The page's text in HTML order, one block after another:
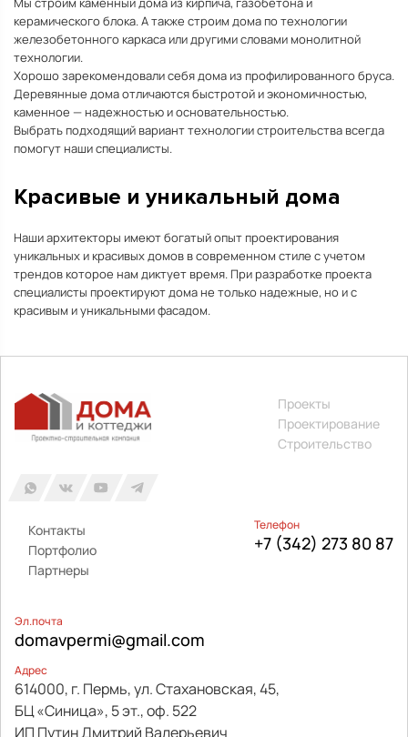
керамического блока. А также строим дома по технологии
железобетонного каркаса или другими словами монолитной
технологии.
Хорошо зарекомендовали себя дома из профилированного бруса.
Деревянные дома отличаются быстротой и экономичностью,
каменное — надежностью и основательностью.
Выбрать подходящий вариант технологии строительства всегда
помогут наши специалисты.
Красивые и уникальный дома
Наши архитекторы имеют богатый опыт проектирования
уникальных и красивых домов в современном стиле с учетом
трендов которое нам диктует время. При разработке проекта
специалисты проектируют дома не только надежные, но и с
красивым и уникальными фасадом.
Проекты
Проектирование
Строительство
Контакты
Портфолио
Партнеры
Телефон
+7 (342) 273 80 87
Эл.почта
domavpermi@gmail.com
Адрес
614000, г. Пермь, ул. Стахановская, 45,
БЦ «Синица», 5 эт., оф. 522
ИП Путин Дмитрий Валерьевич